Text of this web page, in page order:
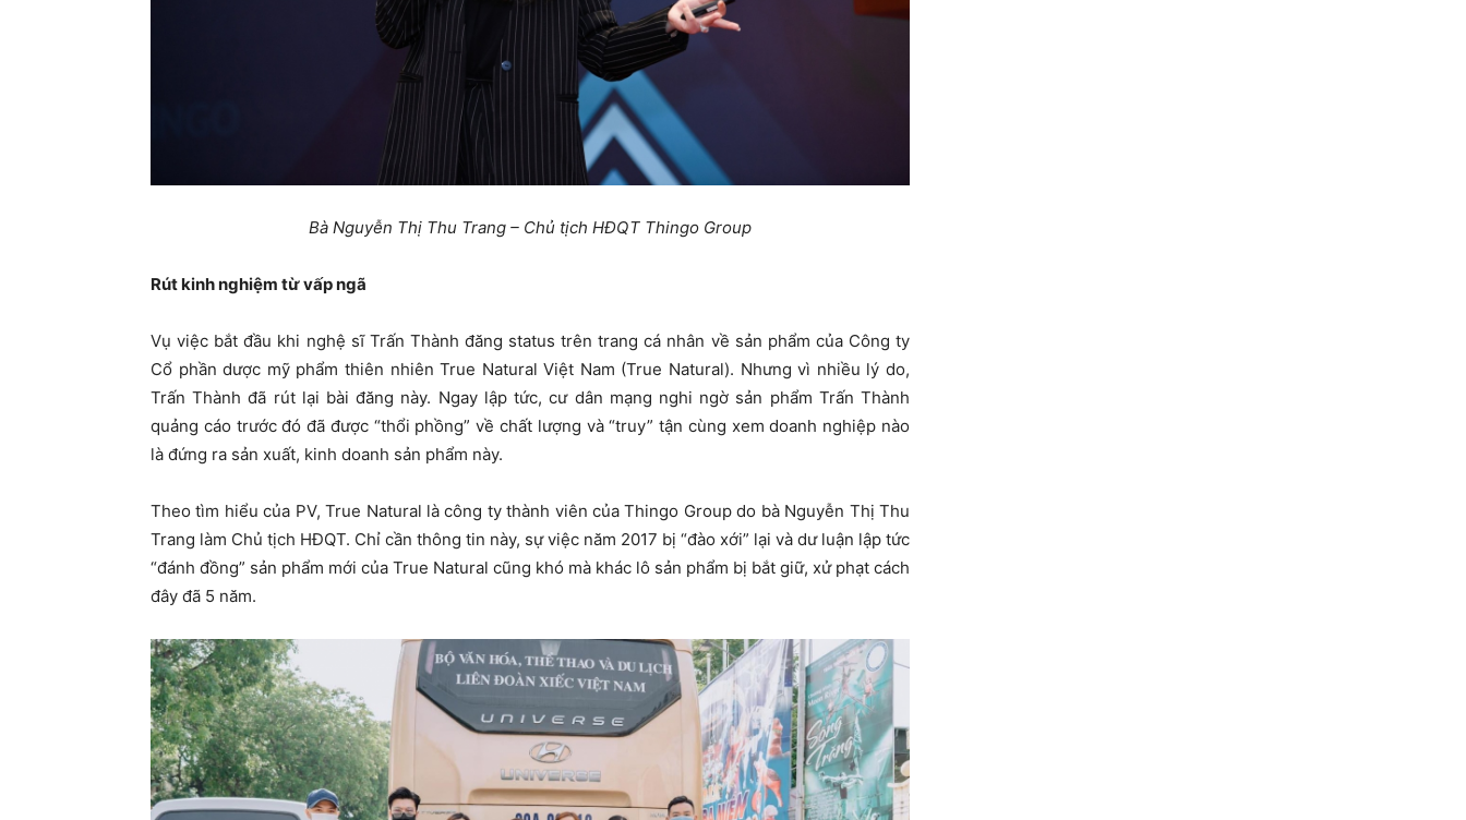
Bà Nguyễn Thị Thu Trang – Chủ tịch HĐQT Thingo Group
Rút kinh nghiệm từ vấp ngã
Vụ việc bắt đầu khi nghệ sĩ Trấn Thành đăng status trên trang cá nhân về sản phẩm của Công ty
Cổ phần dược mỹ phẩm thiên nhiên True Natural Việt Nam (True Natural). Nhưng vì nhiều lý do,
Trấn Thành đã rút lại bài đăng này. Ngay lập tức, cư dân mạng nghi ngờ sản phẩm Trấn Thành
quảng cáo trước đó đã được “thổi phồng” về chất lượng và “truy” tận cùng xem doanh nghiệp nào
là đứng ra sản xuất, kinh doanh sản phẩm này.
Theo tìm hiểu của PV, True Natural là công ty thành viên của Thingo Group do bà Nguyễn Thị Thu
Trang làm Chủ tịch HĐQT. Chỉ cần thông tin này, sự việc năm 2017 bị “đào xới” lại và dư luận lập tức
“đánh đồng” sản phẩm mới của True Natural cũng khó mà khác lô sản phẩm bị bắt giữ, xử phạt cách
đây đã 5 năm.